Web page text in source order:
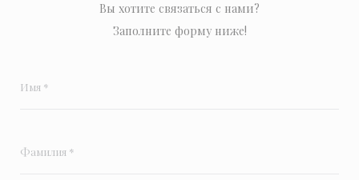
Вы хотите связаться с нами?
Заполните форму ниже!